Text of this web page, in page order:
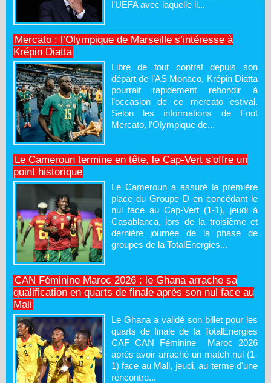
l’UEFA avec laquelle il...
Mercato : l’Olympique de Marseille s’intéresse à
Krépin Diatta
Libre de tout contrat depuis son
départ de l’AS Monaco, Krépin Diatta
pourrait rapidement rebondir à
l’occasion de ce mercato estival.
Selon les informations de Foot
Mercato, l’Olympique de...
Le Cameroun termine en tête, le Cap-Vert s'offre un
point historique
Le Cameroun a assuré la première
place du Groupe D en concédant le
nul face au Cap-Vert (1-1), jeudi à
Casablanca, lors de la troisième et
dernière journée de la phase de
groupes de la TotalEnergies...
CAN Féminine Maroc 2026 : le Ghana arrache sa
qualification en quarts de finale après son nul face au
Mali
Le Ghana a validé son billet pour les
quarts de finale de la TotalEnergies
CAF CAN Féminine Maroc 2026
après avoir arraché un match nul (1-
1) face au Mali, jeudi, au terme d'une
rencontre...